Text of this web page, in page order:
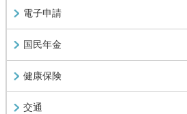
電子申請
国民年金
健康保険
交通